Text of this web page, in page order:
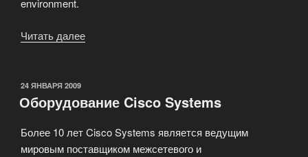
environment.
Читать далее
Wireless
Gateway»
ОПУБЛИКОВАНО
24 ЯНВАРЯ 2009
Оборудование Cisco Systems
Более 10 лет Cisco Systems является ведущим
мировым поставщиком межсетевого и